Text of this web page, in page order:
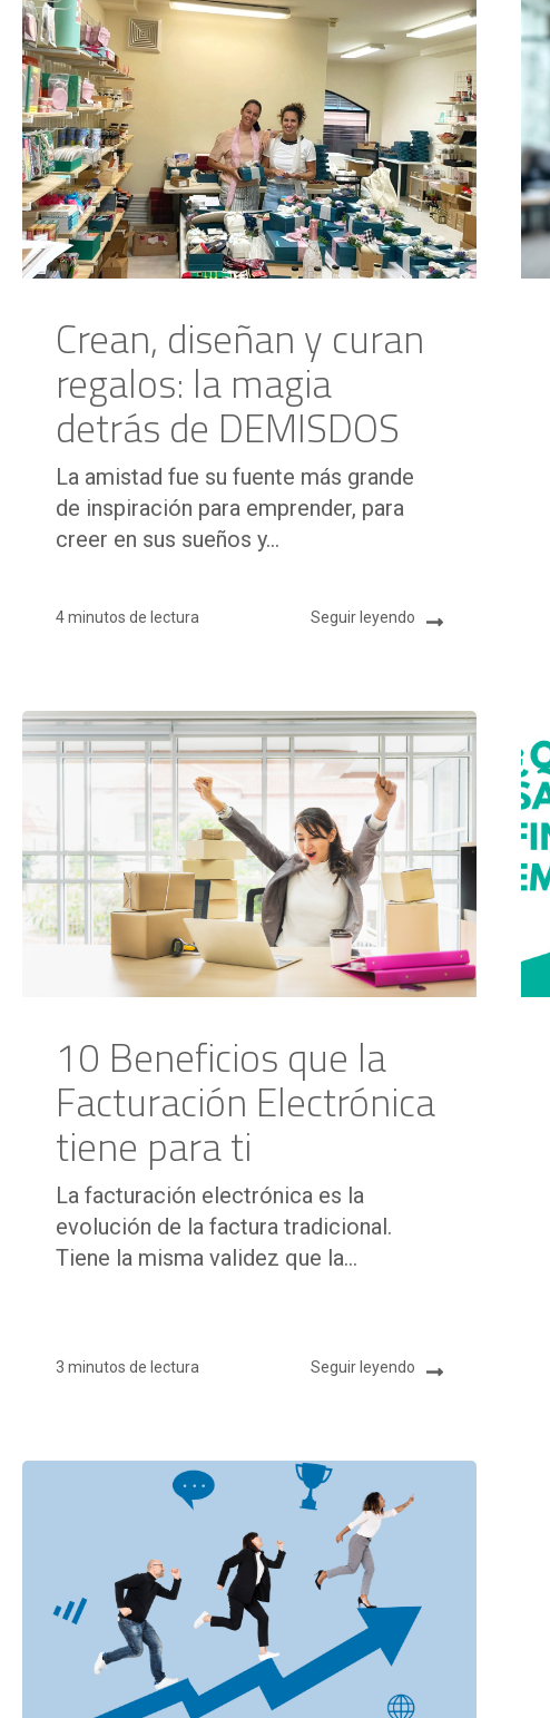
Crean, diseñan y curan
regalos: la magia
detrás de DEMISDOS
La amistad fue su fuente más grande
de inspiración para emprender, para
creer en sus sueños y...
4 minutos de lectura Seguir leyendo
10 Beneficios que la
Facturación Electrónica
tiene para ti
La facturación electrónica es la
evolución de la factura tradicional.
Tiene la misma validez que la...
3 minutos de lectura Seguir leyendo